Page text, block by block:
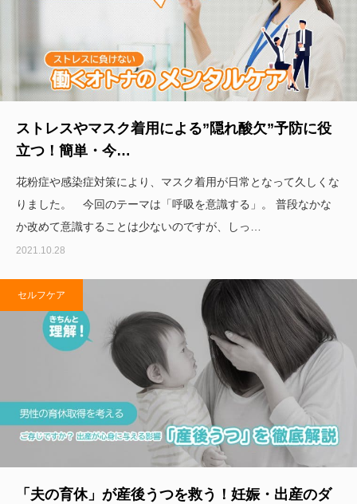
ストレスやマスク着用による”隠れ酸欠”予防に役
立つ！簡単・今…
花粉症や感染症対策により、マスク着用が日常となって久しくな
りました。 今回のテーマは「呼吸を意識する」。 普段なかな
か改めて意識することは少ないのですが、しっ…
2021.10.28
セルフケア
「夫の育休」が産後うつを救う！妊娠・出産のダ